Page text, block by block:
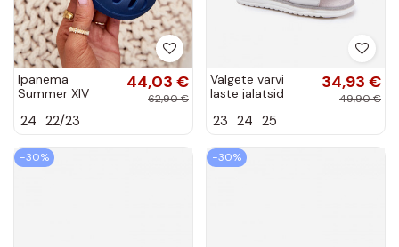
Ipanema
Summer XIV
sandaalid
tumesinise värvi
44,03 €
62,90 €
24 22/23
Valgete värvi
laste jalatsid
„Orailla"
34,93 €
49,90 €
23 24 25
−30% −30%